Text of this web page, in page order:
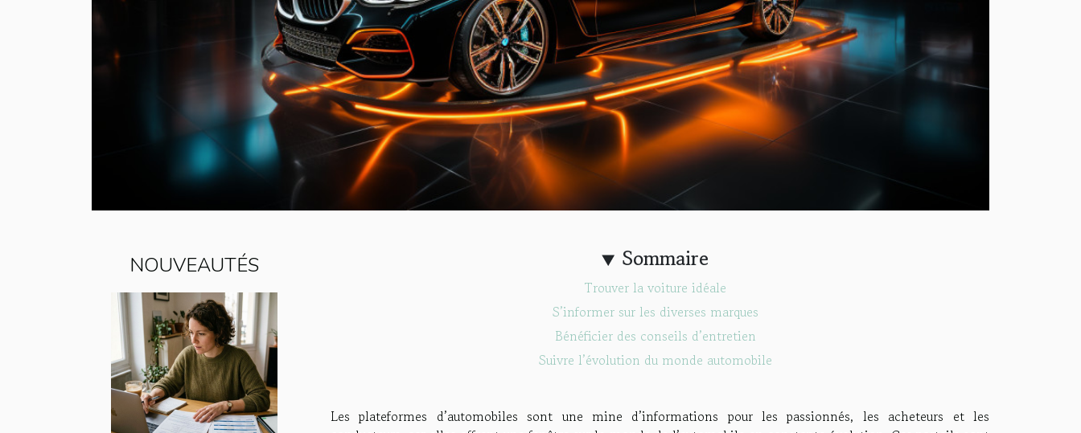
NOUVEAUTÉS Sommaire
Trouver la voiture idéale
S’informer sur les diverses marques
Bénéficier des conseils d’entretien
Suivre l’évolution du monde automobile
Les plateformes d’automobiles sont une mine d’informations pour les passionnés, les acheteurs et les